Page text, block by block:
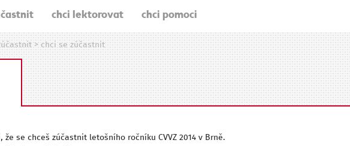
chci lektorovat chci pomoci
> chci se zúčastnit
že se chceš zúčastnit letošního ročníku CVVZ 2014 v Brně.